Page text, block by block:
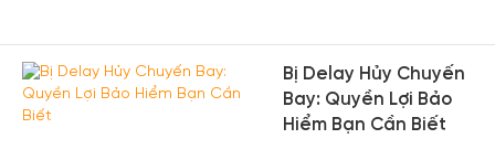
Bị Delay Hủy Chuyến
Bay: Quyền Lợi Bảo
Hiểm Bạn Cần Biết